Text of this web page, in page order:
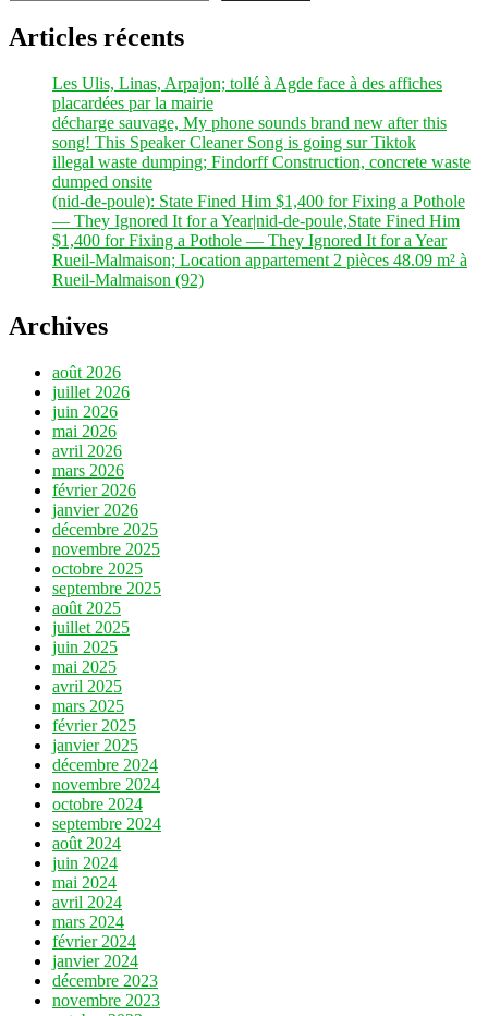
Articles récents
Les Ulis, Linas, Arpajon; tollé à Agde face à des affiches
placardées par la mairie
décharge sauvage, My phone sounds brand new after this
song! This Speaker Cleaner Song is going sur Tiktok
illegal waste dumping; Findorff Construction, concrete waste
dumped onsite
(nid-de-poule): State Fined Him $1,400 for Fixing a Pothole
— They Ignored It for a Year|nid-de-poule,State Fined Him
$1,400 for Fixing a Pothole — They Ignored It for a Year
Rueil-Malmaison; Location appartement 2 pièces 48.09 m² à
Rueil-Malmaison (92)
Archives
août 2026
juillet 2026
juin 2026
mai 2026
avril 2026
mars 2026
février 2026
janvier 2026
décembre 2025
novembre 2025
octobre 2025
septembre 2025
août 2025
juillet 2025
juin 2025
mai 2025
avril 2025
mars 2025
février 2025
janvier 2025
décembre 2024
novembre 2024
octobre 2024
septembre 2024
août 2024
juin 2024
mai 2024
avril 2024
mars 2024
février 2024
janvier 2024
décembre 2023
novembre 2023